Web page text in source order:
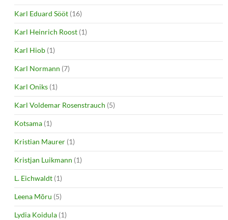
Karl Eduard Sööt (16)
Karl Heinrich Roost (1)
Karl Hiob (1)
Karl Normann (7)
Karl Oniks (1)
Karl Voldemar Rosenstrauch (5)
Kotsama (1)
Kristian Maurer (1)
Kristjan Luikmann (1)
L. Eichwaldt (1)
Leena Mõru (5)
Lydia Koidula (1)